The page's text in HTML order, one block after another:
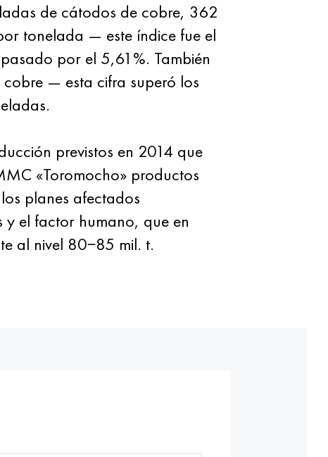
de cátodos de cobre, 362
tonelada — este índice fue el
por el 5,61%. También
— esta cifra superó los
previstos en 2014 que
«Toromocho» productos
planes afectados
y el factor humano, que en
al nivel 80−85 mil. t.